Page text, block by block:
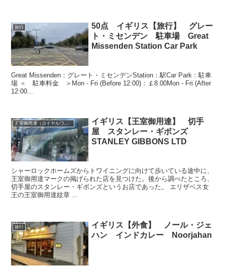
旅行
50点 イギリス【旅行】 グレー
ト・ミセンデン 駐車場 Great
Missenden Station Car Park
Great Missenden：グレート・ミセンデンStation：駅Car Park：駐車
場 ＜ 駐車料金 ＞Mon - Fri (Before 12:00)：￡8.00Mon - Fri (After
12:00...
イギリス【王室御用達】 切手
屋 スタンレー・ギボンズ
STANLEY GIBBONS LTD
シャーロックホームズからトワイニングに向けて歩いている途中に、
王室御用達マークの掲げられた店を見つけた。後から調べたところ、
切手屋のスタンレー・ギボンズというお店であった。 エリザベス女
王の王室御用達紋章 ...
旅行
イギリス【外食】 ノール・ジェ
ハン インドカレー Noorjahan